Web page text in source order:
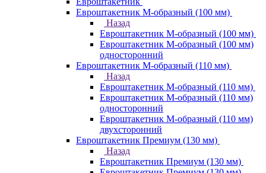
Евроштакетник М-образный (100 мм)
Назад
Евроштакетник М-образный (100 мм)
Евроштакетник М-образный (100 мм)
односторонний
Евроштакетник М-образный (110 мм)
Назад
Евроштакетник М-образный (110 мм)
Евроштакетник М-образный (110 мм)
односторонний
Евроштакетник М-образный (110 мм)
двухсторонний
Евроштакетник Премиум (130 мм)
Назад
Евроштакетник Премиум (130 мм)